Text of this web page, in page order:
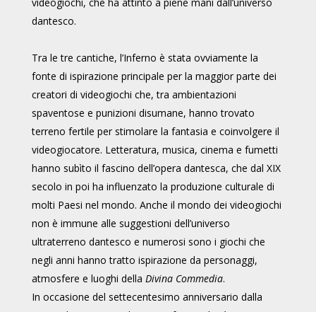
dantesco.
Tra le tre cantiche, l’Inferno è stata ovviamente la
fonte di ispirazione principale per la maggior parte dei
creatori di videogiochi che, tra ambientazioni
spaventose e punizioni disumane, hanno trovato
terreno fertile per stimolare la fantasia e coinvolgere il
videogiocatore. Letteratura, musica, cinema e fumetti
hanno subìto il fascino dell’opera dantesca, che dal XIX
secolo in poi ha influenzato la produzione culturale di
molti Paesi nel mondo. Anche il mondo dei videogiochi
non è immune alle suggestioni dell’universo
ultraterreno dantesco e numerosi sono i giochi che
negli anni hanno tratto ispirazione da personaggi,
atmosfere e luoghi della Divina Commedia.
In occasione del settecentesimo anniversario dalla